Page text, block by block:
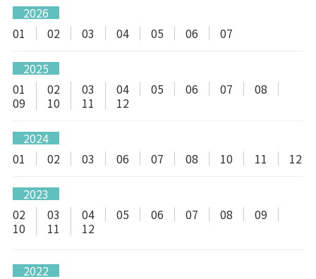
2026
01
02 03 04 05 06 07
2025
01
02 03 04 05 06 07
08
09
10 11 12
2024
01
02 03 06 07 08 10 11 12
2023
02
03 04 05 06 07 08
09
10
11 12
2022